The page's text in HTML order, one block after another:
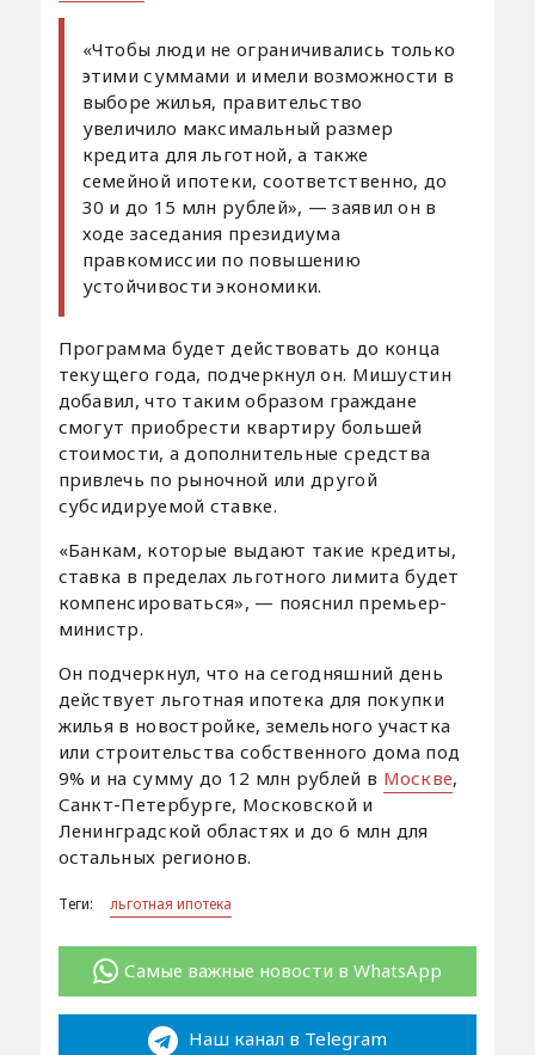
«Чтобы люди не ограничивались только
этими суммами и имели возможности в
выборе жилья, правительство
увеличило максимальный размер
кредита для льготной, а также
семейной ипотеки, соответственно, до
30 и до 15 млн рублей», — заявил он в
ходе заседания президиума
правкомиссии по повышению
устойчивости экономики.
Программа будет действовать до конца
текущего года, подчеркнул он. Мишустин
добавил, что таким образом граждане
смогут приобрести квартиру большей
стоимости, а дополнительные средства
привлечь по рыночной или другой
субсидируемой ставке.
«Банкам, которые выдают такие кредиты,
ставка в пределах льготного лимита будет
компенсироваться», — пояснил премьер-
министр.
Он подчеркнул, что на сегодняшний день
действует льготная ипотека для покупки
жилья в новостройке, земельного участка
или строительства собственного дома под
9% и на сумму до 12 млн рублей в Москве,
Санкт-Петербурге, Московской и
Ленинградской областях и до 6 млн для
остальных регионов.
Теги: льготная ипотека
Самые важные новости в WhatsApp
Наш канал в Telegram